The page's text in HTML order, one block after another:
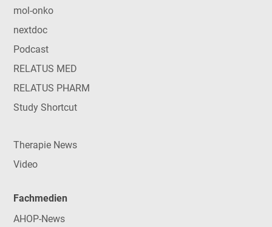
mol-onko
nextdoc
Podcast
RELATUS MED
RELATUS PHARM
Study Shortcut
Therapie News
Video
Fachmedien
AHOP-News